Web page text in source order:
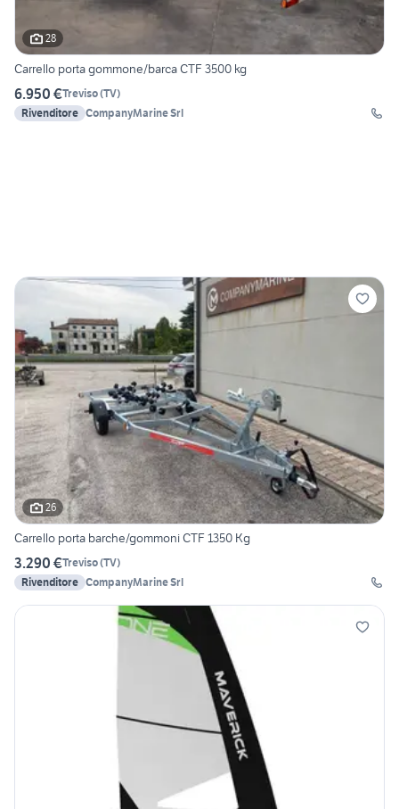
28
Carrello porta gommone/barca CTF 3500 kg
6.950 €Treviso(TV)
Rivenditore CompanyMarine Srl
26
Carrello porta barche/gommoni CTF 1350 Kg
3.290 €Treviso(TV)
Rivenditore CompanyMarine Srl